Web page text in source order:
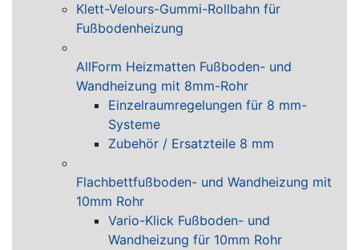
Klett-Velours-Gummi-Rollbahn für
Fußbodenheizung
AllForm Heizmatten Fußboden- und
Wandheizung mit 8mm-Rohr
Einzelraumregelungen für 8 mm-
Systeme
Zubehör / Ersatzteile 8 mm
Flachbettfußboden- und Wandheizung mit
10mm Rohr
Vario-Klick Fußboden- und
Wandheizung für 10mm Rohr